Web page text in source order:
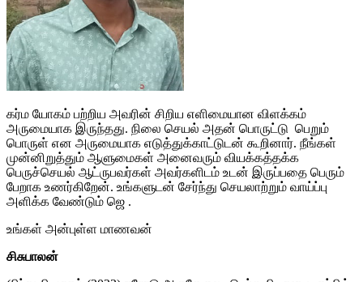
கர்ம யோகம் பற்றிய அவரின் சிறிய எளிமையான விளக்கம்
அருமையாக இருந்தது. நிலை செயல் அதன் பொருட்டு பெறும்
பொருள் என அருமையாக எடுத்துக்காட்டுடன் கூறினார். நீங்கள்
முன்னிறுத்தும் ஆளுமைகள் அனைவரும் வியக்கத்தக்க
பெருச்செயல் ஆட்ருபவர்கள் அவர்களிடம் உடன் இருப்பதை பெரும்
பேறாக உணர்கிறேன். உங்களுடன் சேர்ந்து செயலாற்றும் வாய்ப்பு
அளிக்க வேண்டும் ஜெ .
உங்கள் அன்புள்ள மாணவன்
சிசுபாலன்